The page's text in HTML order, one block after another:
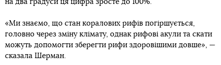
на два градуси ця цифра зросте до 100%.
«Ми знаємо, що стан коралових рифів погіршується,
головно через зміну клімату, однак рифові акули та скати
можуть допомогти зберегти рифи здоровішими довше», —
сказала Шерман.